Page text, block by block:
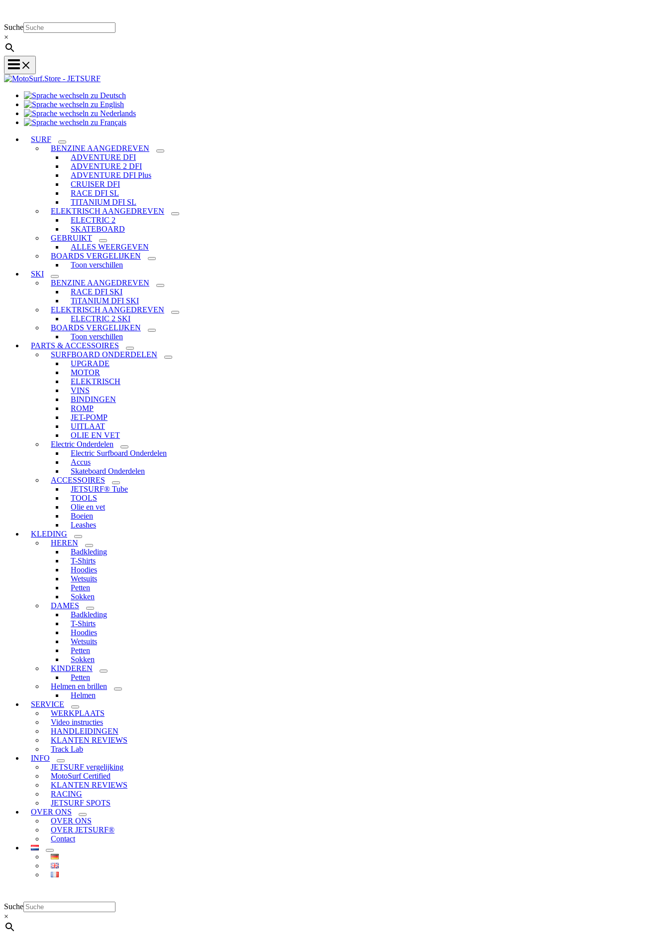
Suche
×
zu
Deutsch
wechseln
zu
Sprache
Sprache
Français
SURF
BENZINE AANGEDREVEN
ADVENTURE DFI
ADVENTURE 2 DFI
ADVENTURE DFI Plus
CRUISER DFI
RACE DFI SL
TITANIUM DFI SL
ELEKTRISCH AANGEDREVEN
ELECTRIC 2
SKATEBOARD
GEBRUIKT
ALLES WEERGEVEN
BOARDS VERGELIJKEN
Toon verschillen
SKI
BENZINE AANGEDREVEN
RACE DFI SKI
TiTANIUM DFI SKI
ELEKTRISCH AANGEDREVEN
ELECTRIC 2 SKI
BOARDS VERGELIJKEN
Toon verschillen
PARTS & ACCESSOIRES
SURFBOARD ONDERDELEN
UPGRADE
MOTOR
ELEKTRISCH
VINS
BINDINGEN
ROMP
JET-POMP
UITLAAT
OLIE EN VET
Electric Onderdelen
Electric Surfboard Onderdelen
Accus
Skateboard Onderdelen
ACCESSOIRES
JETSURF® Tube
TOOLS
Olie en vet
Boeien
Leashes
KLEDING
HEREN
Badkleding
T-Shirts
Hoodies
Wetsuits
Petten
Sokken
DAMES
Badkleding
T-Shirts
Hoodies
Wetsuits
Petten
Sokken
KINDEREN
Petten
Helmen en brillen
Helmen
SERVICE
WERKPLAATS
Video instructies
HANDLEIDINGEN
KLANTEN REVIEWS
Track Lab
INFO
JETSURF vergelijking
MotoSurf Certified
KLANTEN REVIEWS
RACING
JETSURF SPOTS
OVER ONS
OVER ONS
OVER JETSURF®
Contact
Suche
×